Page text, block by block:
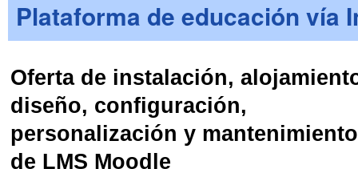
Plataforma de educación vía
Oferta de instalación,
diseño, configuración,
personalización y mantenimiento
de LMS Moodle